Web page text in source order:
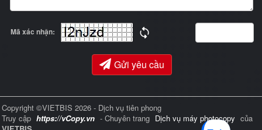
Mã xác nhận:
Gửi yêu cầu
Copyright ©VIETBIS 2026 - Dịch vụ tiên phong
Truy cập https://vCopy.vn - Chuyên trang Dịch vụ máy photocopy của